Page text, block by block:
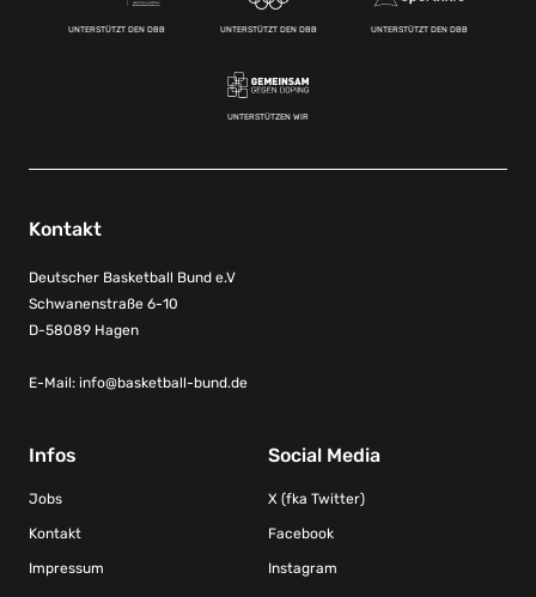
UNTERSTÜTZT DEN DBB UNTERSTÜTZT DEN DBB UNTERSTÜTZT DEN DBB
UNTERSTÜTZEN WIR
Kontakt
Deutscher Basketball Bund e.V
Schwanenstraße 6-10
D-58089 Hagen
E-Mail: info@basketball-bund.de
Infos
Jobs
Kontakt
Impressum
Social Media
X (fka Twitter)
Facebook
Instagram